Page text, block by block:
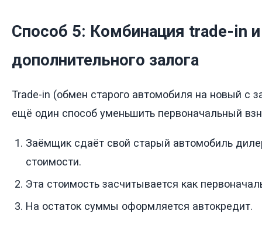
Способ 5: Комбинация trade-in и
дополнительного залога
Trade-in (обмен старого автомобиля на новый с
ещё один способ уменьшить первоначальный
Заёмщик сдаёт свой старый автомобиль
стоимости.
Эта стоимость засчитывается как
На остаток суммы оформляется автокредит.